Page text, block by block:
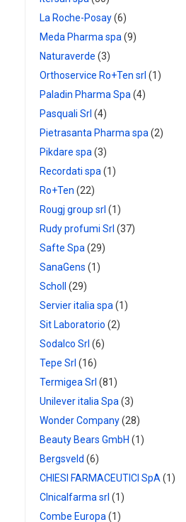
La Roche-Posay(6)
Meda Pharma spa(9)
Naturaverde (3)
Orthoservice Ro+Ten srl (1)
Paladin Pharma Spa(4)
Pasquali Srl (4)
Pietrasanta Pharma spa(2)
Pikdare spa(3)
Recordati spa(1)
Ro+Ten (22)
Rougj group srl (1)
Rudy profumi Srl (37)
Safte Spa(29)
SanaGens (1)
Scholl
(29)
Servier italia spa(1)
Sit Laboratorio (2)
Sodalco Srl (6)
Tepe Srl (16)
Termigea Srl (81)
Unilever italia Spa(3)
Wonder Company(28)
Beauty Bears GmbH (1)
Bergsveld (6)
CHIESI FARMACEUTICI SpA(1)
Clnicalfarma srl (1)
Combe Europa(1)